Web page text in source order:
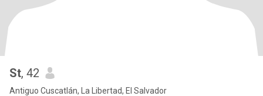
St, 42
Antiguo Cuscatlán, La Libertad, El Salvador